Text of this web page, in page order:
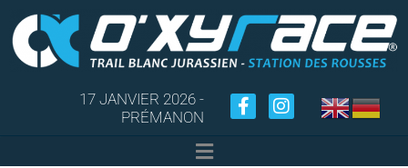
17 JANVIER 2026 -
PRÉMANON